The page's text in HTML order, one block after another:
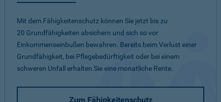
Mit dem Fähigkeitenschutz können Sie jetzt bis zu
20 Grundfähigkeiten absichern und sich so vor
Einkommenseinbußen bewahren. Bereits beim Verlust einer
Grundfähigkeit, bei Pflegebedürftigkeit oder bei einem
schweren Unfall erhalten Sie eine monatliche Rente.
Zum Fähigkeitenschutz